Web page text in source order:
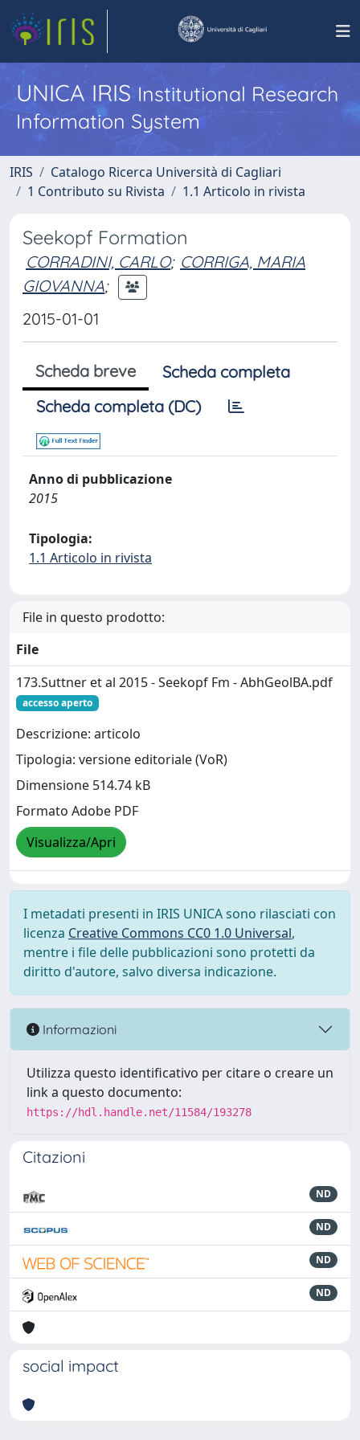
UNICA IRISInstitutional Research
Information System
IRIS
Catalogo Ricerca Università di Cagliari
1 Contributo su Rivista
1.1 Articolo in rivista
Seekopf Formation
CORRADINI, CARLO; CORRIGA, MARIA
GIOVANNA;
2015-01-01
Scheda breve
Scheda completa
Scheda completa (DC)
Anno di pubblicazione
2015
Tipologia:
1.1 Articolo in rivista
File in questo prodotto:
File
173.Suttner et al 2015 - Seekopf Fm - AbhGeolBA.pdf
accesso aperto
Descrizione: articolo
Tipologia: versione editoriale (VoR)
Dimensione 514.74 kB
Formato Adobe PDF
Visualizza/Apri
I metadati presenti in IRIS UNICA sono rilasciati con
licenza Creative Commons CC0 1.0 Universal,
mentre i file delle pubblicazioni sono protetti da
diritto d'autore, salvo diversa indicazione.
Informazioni
Utilizza questo identificativo per citare o creare un
link a questo documento:
https://hdl.handle.net/11584/193278
Citazioni
ND
ND
ND
ND
social impact